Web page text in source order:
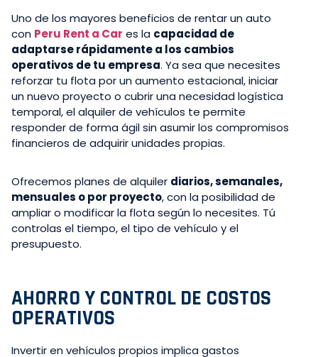
Uno de los mayores beneficios de rentar un auto
con Peru Rent a Car es la capacidad de
adaptarse rápidamente a los cambios
operativos de tu empresa. Ya sea que necesites
reforzar tu flota por un aumento estacional, iniciar
un nuevo proyecto o cubrir una necesidad logística
temporal, el alquiler de vehículos te permite
responder de forma ágil sin asumir los compromisos
financieros de adquirir unidades propias.
Ofrecemos planes de alquiler diarios, semanales,
mensuales o por proyecto, con la posibilidad de
ampliar o modificar la flota según lo necesites. Tú
controlas el tiempo, el tipo de vehículo y el
presupuesto.
AHORRO Y CONTROL DE COSTOS
OPERATIVOS
Invertir en vehículos propios implica gastos